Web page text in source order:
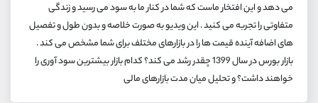
می دهد و این افتخار ماست که شما در کنار ما به سود می رسید و زندگی
متفاوتی را تجربه می کنید . این ویدیو به صورت خلاصه و بدون طول و تفصیل
های اضافه آینده قیمت ها را در بازارهای مختلف برای شما مشخص می کند .
بازار بورس در سال 1399 چقدر رشد می کند؟ کدام بازار بیشترین سود آوری را
خواهند داشت؟ و تحلیل میان مدت بازارهای مالی